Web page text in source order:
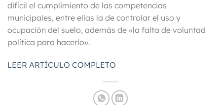
difícil el cumplimiento de las competencias
municipales, entre ellas la de controlar el uso y
ocupación del suelo, además de «la falta de voluntad
política para hacerlo».
LEER ARTÍCULO COMPLETO